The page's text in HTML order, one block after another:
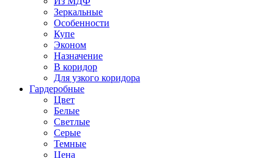
Зеркальные
Особенности
Купе
Эконом
Назначение
В коридор
Для узкого коридора
Гардеробные
Цвет
Белые
Светлые
Серые
Темные
Цена